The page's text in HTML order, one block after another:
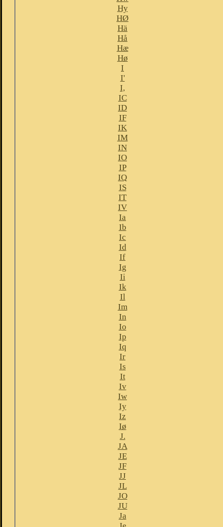
Hy
HØ
Hä
Hå
Hæ
Hø
I
I'
I,
IC
ID
IF
IK
IM
IN
IO
IP
IQ
IS
IT
IV
Ia
Ib
Ic
Id
If
Ig
Ii
Ik
Il
Im
In
Io
Ip
Iq
Ir
Is
It
Iv
Iw
Iy
Iz
Iø
J.
JA
JE
JF
JJ
JL
JO
JU
Ja